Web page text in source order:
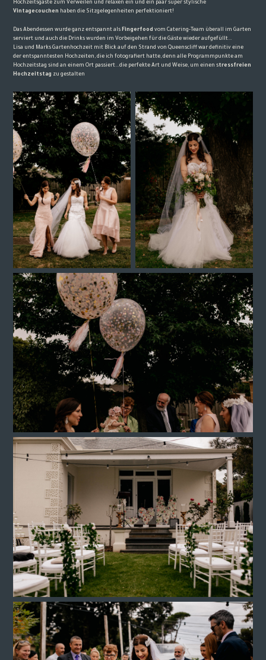
Hochzeitsgäste zum Verweilen und relaxen ein und ein paar super stylische
Vintagecouchen haben die Sitzgelegenheiten perfektioniert!
Das Abendessen wurde ganz entspannt alsFingerfood vom Catering-Team überall im Garten
serviert und auch die Drinks wurden im Vorbeigehen für die Gäste wieder aufgefüllt…
Lisa und Marks Gartenhochzeit mit Blick auf den Strand von Queenscliff war definitiv eine
der entspanntesten Hochzeiten, die ich fotografiert hatte, denn alle Programmpunkte am
Hochzeitstag sind an einem Ort passiert…die perfekte Art und Weise, um einen stressfreien
Hochzeitstag zu gestalten